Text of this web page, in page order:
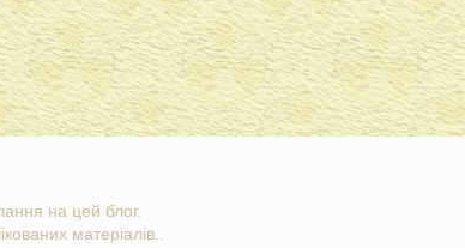
на цей блог.
матеріалів..